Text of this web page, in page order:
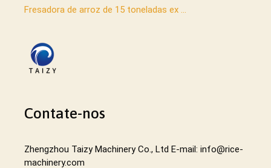
Fresadora de arroz de 15 toneladas ex ...
Contate-nos
Zhengzhou Taizy Machinery Co., Ltd E-mail: info@rice-
machinery.com